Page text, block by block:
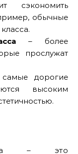
сэкономить
обычные
– более
прослужат
дорогие
высоким
– это